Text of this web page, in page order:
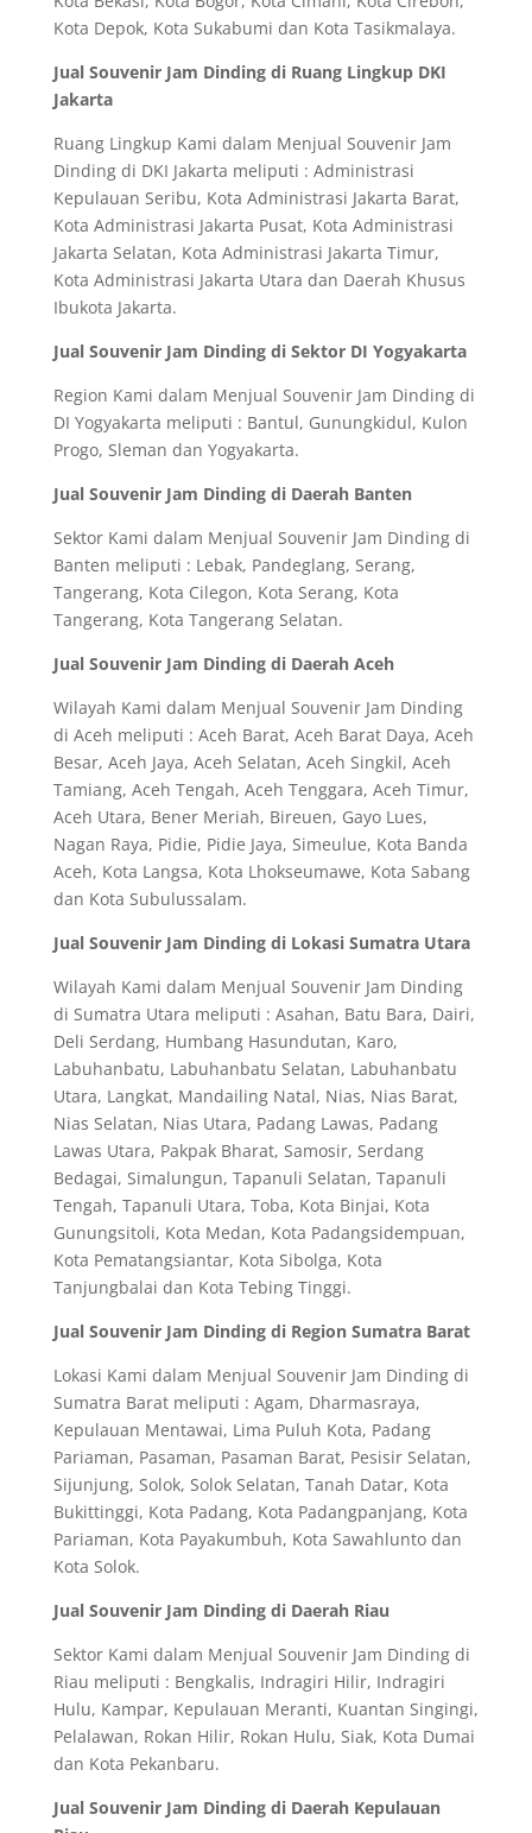
Kota Depok, Kota Sukabumi dan Kota Tasikmalaya.
Jual Souvenir Jam Dinding di Ruang Lingkup DKI
Jakarta
Ruang Lingkup Kami dalam Menjual Souvenir Jam
Dinding di DKI Jakarta meliputi : Administrasi
Kepulauan Seribu, Kota Administrasi Jakarta Barat,
Kota Administrasi Jakarta Pusat, Kota Administrasi
Jakarta Selatan, Kota Administrasi Jakarta Timur,
Kota Administrasi Jakarta Utara dan Daerah Khusus
Ibukota Jakarta.
Jual Souvenir Jam Dinding di Sektor DI Yogyakarta
Region Kami dalam Menjual Souvenir Jam Dinding di
DI Yogyakarta meliputi : Bantul, Gunungkidul, Kulon
Progo, Sleman dan Yogyakarta.
Jual Souvenir Jam Dinding di Daerah Banten
Sektor Kami dalam Menjual Souvenir Jam Dinding di
Banten meliputi : Lebak, Pandeglang, Serang,
Tangerang, Kota Cilegon, Kota Serang, Kota
Tangerang, Kota Tangerang Selatan.
Jual Souvenir Jam Dinding di Daerah Aceh
Wilayah Kami dalam Menjual Souvenir Jam Dinding
di Aceh meliputi : Aceh Barat, Aceh Barat Daya, Aceh
Besar, Aceh Jaya, Aceh Selatan, Aceh Singkil, Aceh
Tamiang, Aceh Tengah, Aceh Tenggara, Aceh Timur,
Aceh Utara, Bener Meriah, Bireuen, Gayo Lues,
Nagan Raya, Pidie, Pidie Jaya, Simeulue, Kota Banda
Aceh, Kota Langsa, Kota Lhokseumawe, Kota Sabang
dan Kota Subulussalam.
Jual Souvenir Jam Dinding di Lokasi Sumatra Utara
Wilayah Kami dalam Menjual Souvenir Jam Dinding
di Sumatra Utara meliputi : Asahan, Batu Bara, Dairi,
Deli Serdang, Humbang Hasundutan, Karo,
Labuhanbatu, Labuhanbatu Selatan, Labuhanbatu
Utara, Langkat, Mandailing Natal, Nias, Nias Barat,
Nias Selatan, Nias Utara, Padang Lawas, Padang
Lawas Utara, Pakpak Bharat, Samosir, Serdang
Bedagai, Simalungun, Tapanuli Selatan, Tapanuli
Tengah, Tapanuli Utara, Toba, Kota Binjai, Kota
Gunungsitoli, Kota Medan, Kota Padangsidempuan,
Kota Pematangsiantar, Kota Sibolga, Kota
Tanjungbalai dan Kota Tebing Tinggi.
Jual Souvenir Jam Dinding di Region Sumatra Barat
Lokasi Kami dalam Menjual Souvenir Jam Dinding di
Sumatra Barat meliputi : Agam, Dharmasraya,
Kepulauan Mentawai, Lima Puluh Kota, Padang
Pariaman, Pasaman, Pasaman Barat, Pesisir Selatan,
Sijunjung, Solok, Solok Selatan, Tanah Datar, Kota
Bukittinggi, Kota Padang, Kota Padangpanjang, Kota
Pariaman, Kota Payakumbuh, Kota Sawahlunto dan
Kota Solok.
Jual Souvenir Jam Dinding di Daerah Riau
Sektor Kami dalam Menjual Souvenir Jam Dinding di
Riau meliputi : Bengkalis, Indragiri Hilir, Indragiri
Hulu, Kampar, Kepulauan Meranti, Kuantan Singingi,
Pelalawan, Rokan Hilir, Rokan Hulu, Siak, Kota Dumai
dan Kota Pekanbaru.
Jual Souvenir Jam Dinding di Daerah Kepulauan